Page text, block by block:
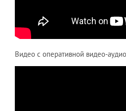
Видео с оперативной видео-